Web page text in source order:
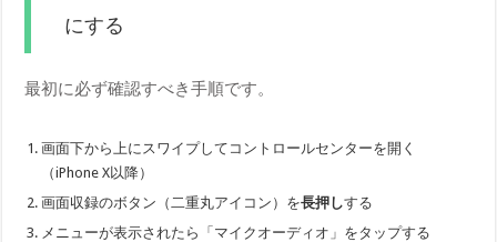
にする
最初に必ず確認すべき手順です。
画面下から上にスワイプしてコントロールセンターを開く
（iPhone X以降）
画面収録のボタン（二重丸アイコン）を長押しする
メニューが表示されたら「マイクオーディオ」をタップする